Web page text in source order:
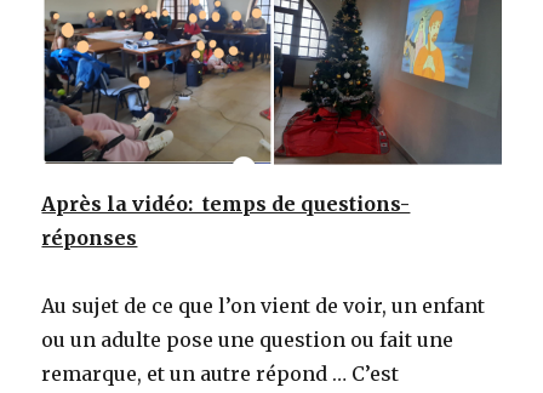
Après la vidéo: temps de questions-
réponses
Au sujet de ce que l’on vient de voir, un enfant
ou un adulte pose une question ou fait une
remarque, et un autre répond … C’est